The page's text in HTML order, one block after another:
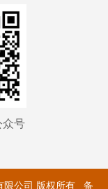
众号
限公司 版权所有 备